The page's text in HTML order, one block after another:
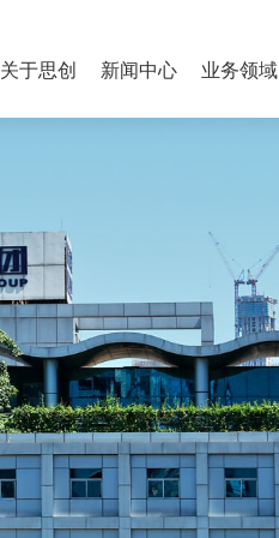
关于思创 新闻中心 业务领域